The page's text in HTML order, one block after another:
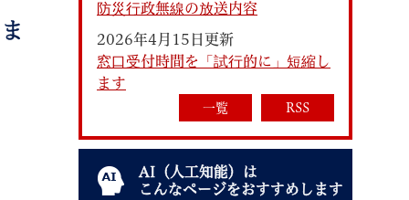
観光
防災行政無線の放送内容
2026年4月15日更新
窓口受付時間を「試行的に」短縮し
ます
一覧 RSS
AI（人工知能）は
こんなページをおすすめします